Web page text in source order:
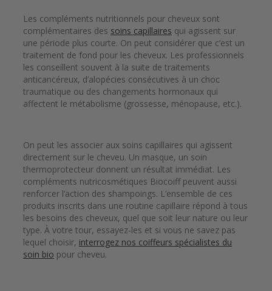
Les compléments nutritionnels pour cheveux sont
complémentaires des soins capillaires qui agissent sur
une période plus courte. On peut considérer que c’est un
traitement de fond pour les cheveux. Les professionnels
les conseillent souvent à la suite de traitements
anticancéreux, d’alopécies consécutives à un choc
traumatique ou des changements hormonaux qui
affectent le métabolisme (grossesse, ménopause, etc.).
On peut les associer aux soins capillaires qui agissent
directement sur le cheveu. Un masque, un soin
thermoprotecteur donnent un résultat immédiat. Les
compléments nutricosmétiques Biocoiff peuvent aussi
renforcer l’action des shampoings. L’ensemble de ces
produits inscrits dans une routine capillaire répond à tous
les besoins des cheveux, quel que soit leur nature ou leur
type. À votre tour, essayez-les et si vous ne savez pas
lequel choisir, interrogez nos coiffeurs spécialistes du
soin bio pour cheveu.